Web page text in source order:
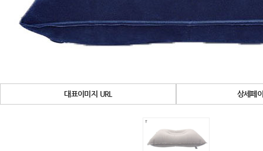
대표이미지 URL 상세페